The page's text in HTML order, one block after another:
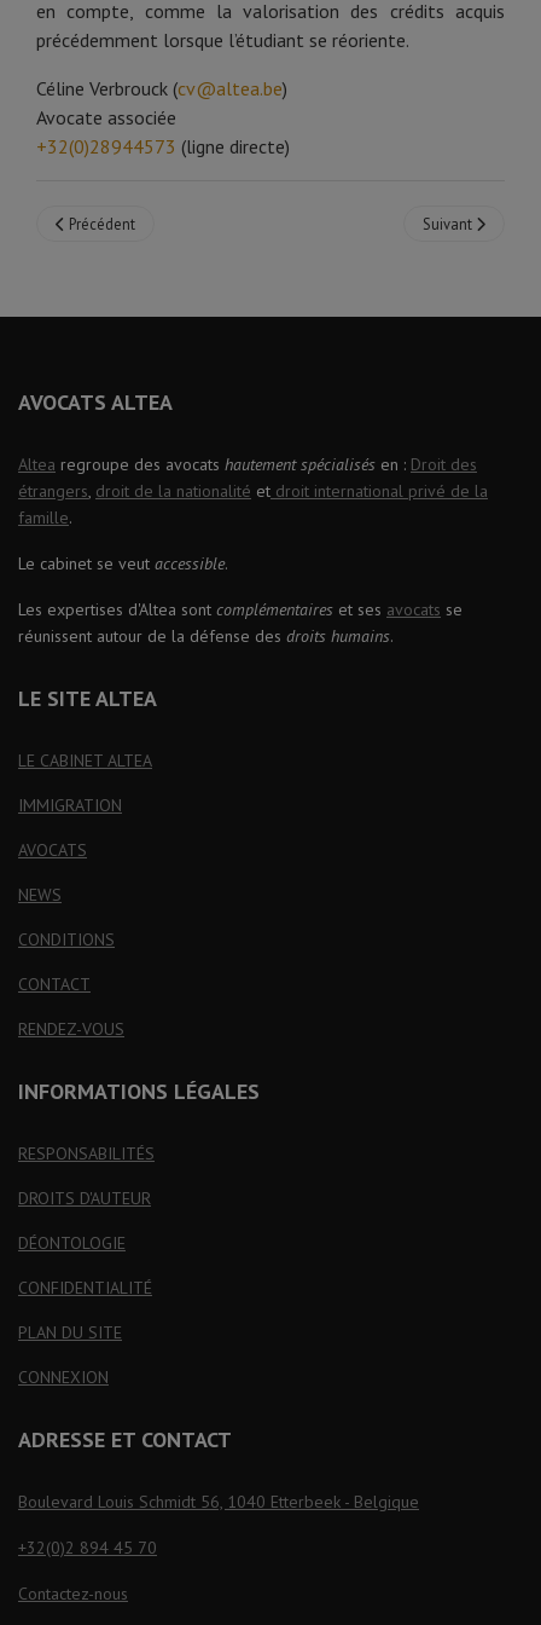
en compte, comme la valorisation des crédits acquis
précédemment lorsque l’étudiant se réoriente.
Céline Verbrouck (cv@altea.be)
Avocate associée
+32(0)28944573 (ligne directe)
Article précédent : Les dernières modifications du code de la nationalité
Précédent Article suivant :
Suivant
AVOCATS ALTEA
Altea regroupe des avocats hautement spécialisés en : Droit des
étrangers, droit de la nationalité et droit international privé de la
famille.
Le cabinet se veut accessible.
Les expertises d'Altea sont complémentaires et ses avocats se
réunissent autour de la défense des droits humains.
LE SITE ALTEA
LE CABINET ALTEA
IMMIGRATION
AVOCATS
NEWS
CONDITIONS
CONTACT
RENDEZ-VOUS
INFORMATIONS LÉGALES
RESPONSABILITÉS
DROITS D'AUTEUR
DÉONTOLOGIE
CONFIDENTIALITÉ
PLAN DU SITE
CONNEXION
ADRESSE ET CONTACT
Boulevard Louis Schmidt 56, 1040 Etterbeek - Belgique
+32(0)2 894 45 70
Contactez-nous